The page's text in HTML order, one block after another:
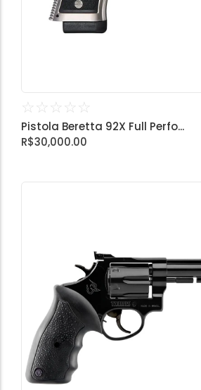
☆ ☆ ☆ ☆ ☆
Pistola Beretta 92X Full Perfo...
R$30,000.00